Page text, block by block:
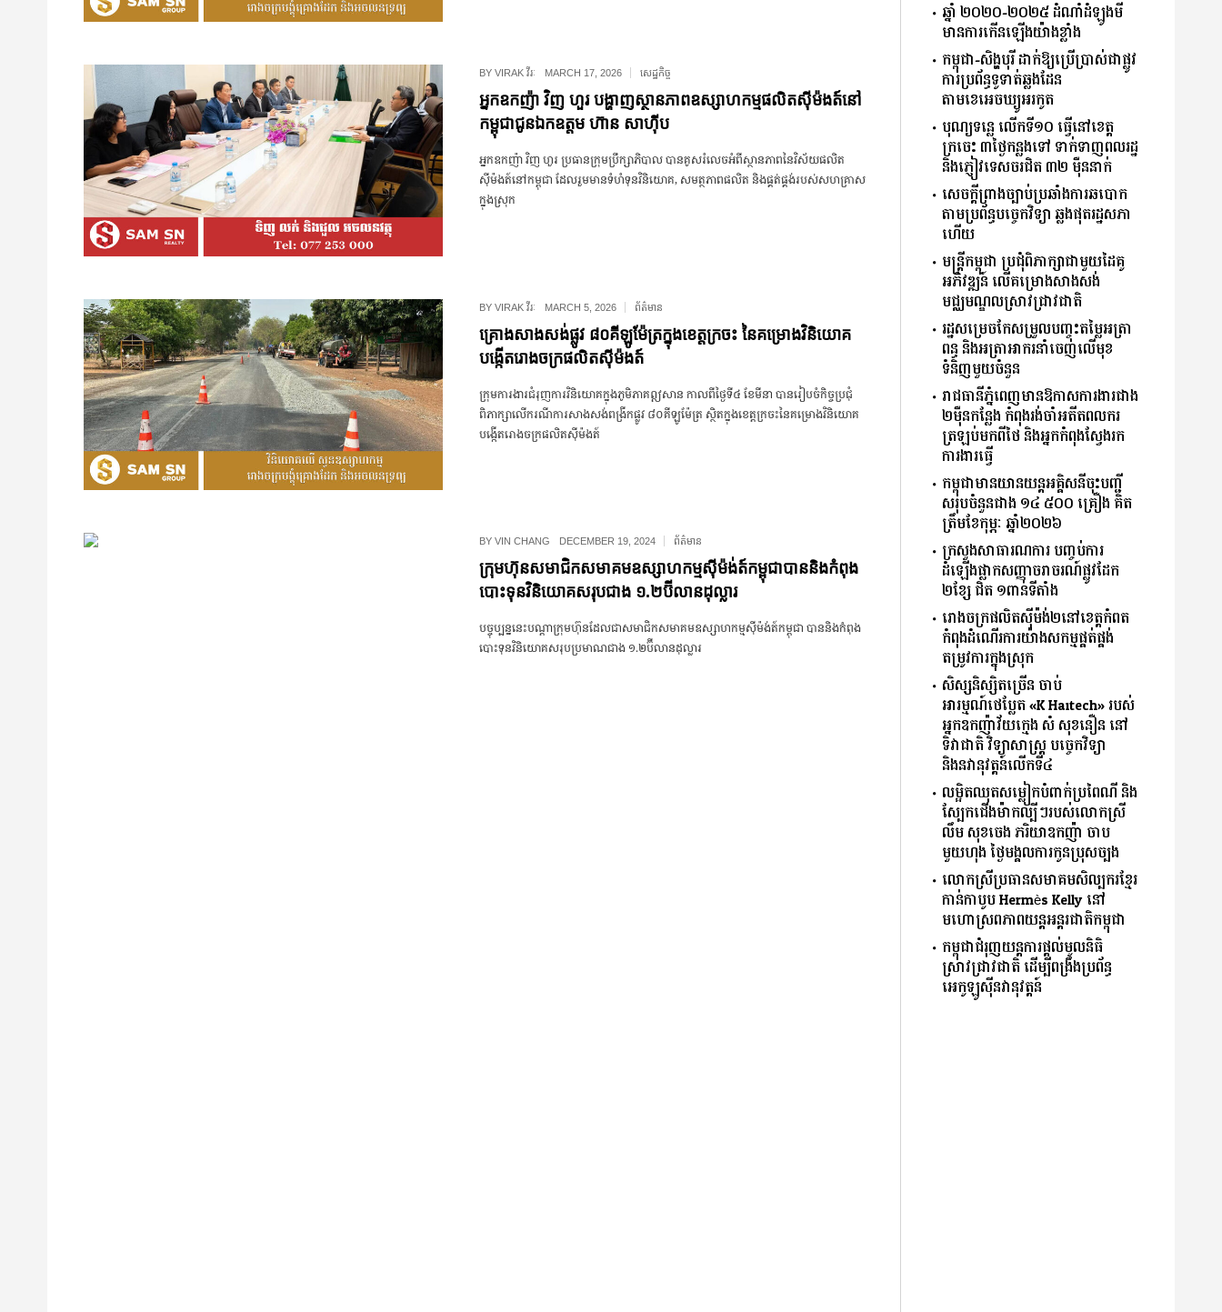
BYVIRAK វីរៈ MARCH 17, 2026 សេដ្ឋកិច្ច
អ្នកឧកញ៉ា វិញ ហួរ បង្ហាញស្ថានភាពឧស្សាហកម្មផលិតស៊ីម៉ងត៍នៅ
កម្ពុជាជូ​នឯកឧត្តម ហ៊ាន សាហ៊ីប
អ្នកឧកញ៉ា វិញ ហួរ ប្រធានក្រុមប្រឹក្សាភិបាល បានគូសរំលេចអំពីស្ថានភាពនៃវិស័យផលិត
ស៊ីម៉ងត៍នៅកម្ពុជា ដែលរួមមានទំហំទុនវិនិយោគ, សមត្ថភាពផលិត និងផ្គត់ផ្គង់របស់សហគ្រាស
ក្នុងស្រុក
BYVIRAK វីរៈ MARCH 5, 2026 ព័ត៌មាន
គ្រោងសាងសង់ផ្លូវ ៨០គីឡូម៉ែត្រក្នុងខេត្តក្រចះ នៃគម្រោងវិនិយោគ
បង្កើតរោងចក្រផលិតស៊ីម៉ងត៍
ក្រុមការងារជំរុញការវិនិយោគក្នុងភូមិភាគឦសាន កាលពីថ្ងៃទី៤ ខែមីនា បានរៀបចំកិច្ចប្រជុំ
ពិភាក្សាលើករណីការសាងសង់ពង្រីកផ្លូវ ៨០គីឡូម៉ែត្រ ស្ថិតក្នុងខេត្តក្រចះនៃគម្រោងវិនិយោគ
បង្កើតរោងចក្រផលិតស៊ីម៉ងត៍
BYVIN CHANG DECEMBER 19, 2024 ព័ត៌មាន
ក្រុមហ៊ុន​សមាជិកសមាគមឧស្សាហកម្មស៊ីម៉ង់ត៍កម្ពុជាបាននិងកំពុង
បោះទុនវិនិយោគសរុបជាង ១.២ប៊ីលានដុល្លារ
បច្ចុប្បន្ននេះ​បណ្តា​ក្រុមហ៊ុន​ដែល​ជា​សមាជិកសមាគមឧស្សាហកម្មស៊ីម៉ង់ត៍កម្ពុជា បាននិងកំពុង
បោះទុនវិនិយោគសរុបប្រមាណជាង ១.២ប៊ីលានដុល្លារ
ឆ្នាំ ២០២០-២០២៥ ដំណាំដំឡូងមី
មានការកើនឡើងយ៉ាងខ្លាំង
កម្ពុជា-សិង្ហបុរី ដាក់ឱ្យប្រើប្រាស់ជាផ្លូវ
ការប្រព័ន្ធទូទាត់ឆ្លងដែន
តាមខេអេចឃ្យូអរកូត
បុណ្យទន្លេ លើកទី១០ ធ្វើនៅខេត្ត
ក្រចេះ ៣ថ្ងៃកន្លងទៅ ទាក់ទាញពលរដ្ឋ
និងភ្ញៀវទេសចរជិត ៣២ ម៉ឺននាក់
សេចក្តីព្រាងច្បាប់ប្រឆាំងការឆបោក
តាមប្រព័ន្ធបច្ចេកវិទ្យា ឆ្លងផុតរដ្ឋសភា
ហើយ
មន្ត្រីកម្ពុជា​ ប្រជុំពិភាក្សាជាមួយដៃគូ
អភិវឌ្ឍន៍ លើគម្រោងសាងសង់
មជ្ឈមណ្ឌលស្រាវជ្រាវជាតិ
រដ្ឋសម្រេចកែសម្រួលបញ្ចុះតម្លៃអត្រា
ពន្ធ និងអត្រាអាករនាំចេញលើមុខ
ទំនិញមួយចំនួន​
រាជធានីភ្នំពេញមានឱកាសការងារជាង
២ម៉ឺនកន្លែង កំពុងរង់ចាំអតីតពលករ
ត្រឡប់មកពីថៃ និងអ្នកកំពុងស្វែងរក
ការងារធ្វើ
កម្ពុជាមានយានយន្តអគ្គិសនីចុះបញ្ជី
សរុបចំនួនជាង ១៤ ៥០០ គ្រឿង គិត
ត្រឹមខែកុម្ភៈ ឆ្នាំ២០២៦
ក្រសួងសាធារណការ បញ្ចប់ការ
ដំឡើងផ្លាកសញ្ញាចរាចរណ៍ផ្លូវដែក
២ខ្សែ ជិត ១ពាន់ទីតាំង
រោងចក្រផលិតស៊ីម៉ង់២នៅខេត្តកំពត
កំពុងដំណើរការយ៉ាងសកម្មផ្គត់ផ្គង់
តម្រូវការក្នុងស្រុក
សិស្ស​និស្សិត​ច្រើន ចាប់​
អារម្មណ៍ថេប្លែត «K Haitech» របស់​
អ្នក​ឧកញ៉ា​វ័យ​ក្មេង សំ សុខនឿន នៅ
ទិវាជាតិ ​វិទ្យាសាស្រ្ត​ បច្ចេកវិទ្យា
និងនវានុវត្តន៍លើកទី៤
លម្អិតឈុតសម្លៀកបំពាក់ប្រពៃណី និង
ស្បែកជើងម៉ាកល្បីៗរបស់លោកស្រី
លឹម សុខចេង ភរិយា​ឧកញ៉ា ចាប
មួយហុង ថ្ងៃមង្គលការកូនប្រុសច្បង
លោកស្រីប្រធាន​សមាគមសិល្បករខ្មែរ
កាន់កាបូប Hermès Kelly ​​នៅ
មហោស្រព​ភាពយន្ត​អន្តរជាតិ​កម្ពុជា
កម្ពុជាជំរុញយន្តការផ្តល់មូលនិធិ
ស្រាវជ្រាវជាតិ ដើម្បីពង្រឹងប្រព័ន្ធ
អេកូឡូស៊ីនវានុវត្តន៍